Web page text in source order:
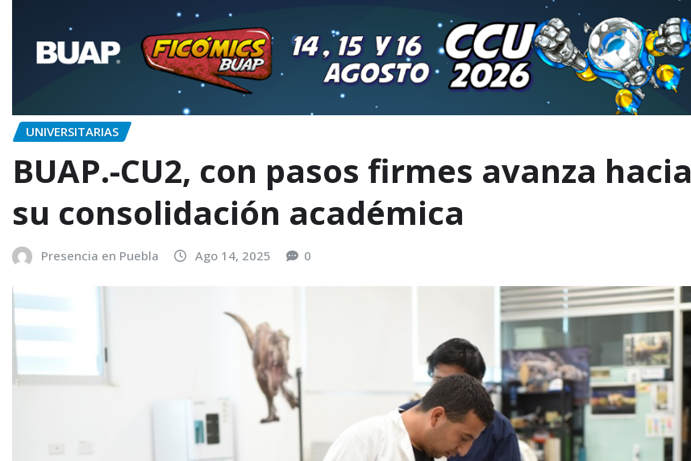
UNIVERSITARIAS
BUAP.-CU2, con pasos firmes avanza hacia
su consolidación académica
Presencia en Puebla Ago 14, 2025 0